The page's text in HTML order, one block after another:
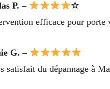
P. –
☆
efficace pour
G. –
satisfait du dépannage à